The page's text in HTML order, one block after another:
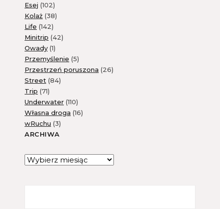
Esej (102)
Kolaż (38)
Life (142)
Minitrip (42)
Owady (1)
Przemyślenie (5)
Przestrzeń poruszona (26)
Street (84)
Trip (71)
Underwater (110)
Własna droga (16)
wRuchu (3)
ARCHIWA